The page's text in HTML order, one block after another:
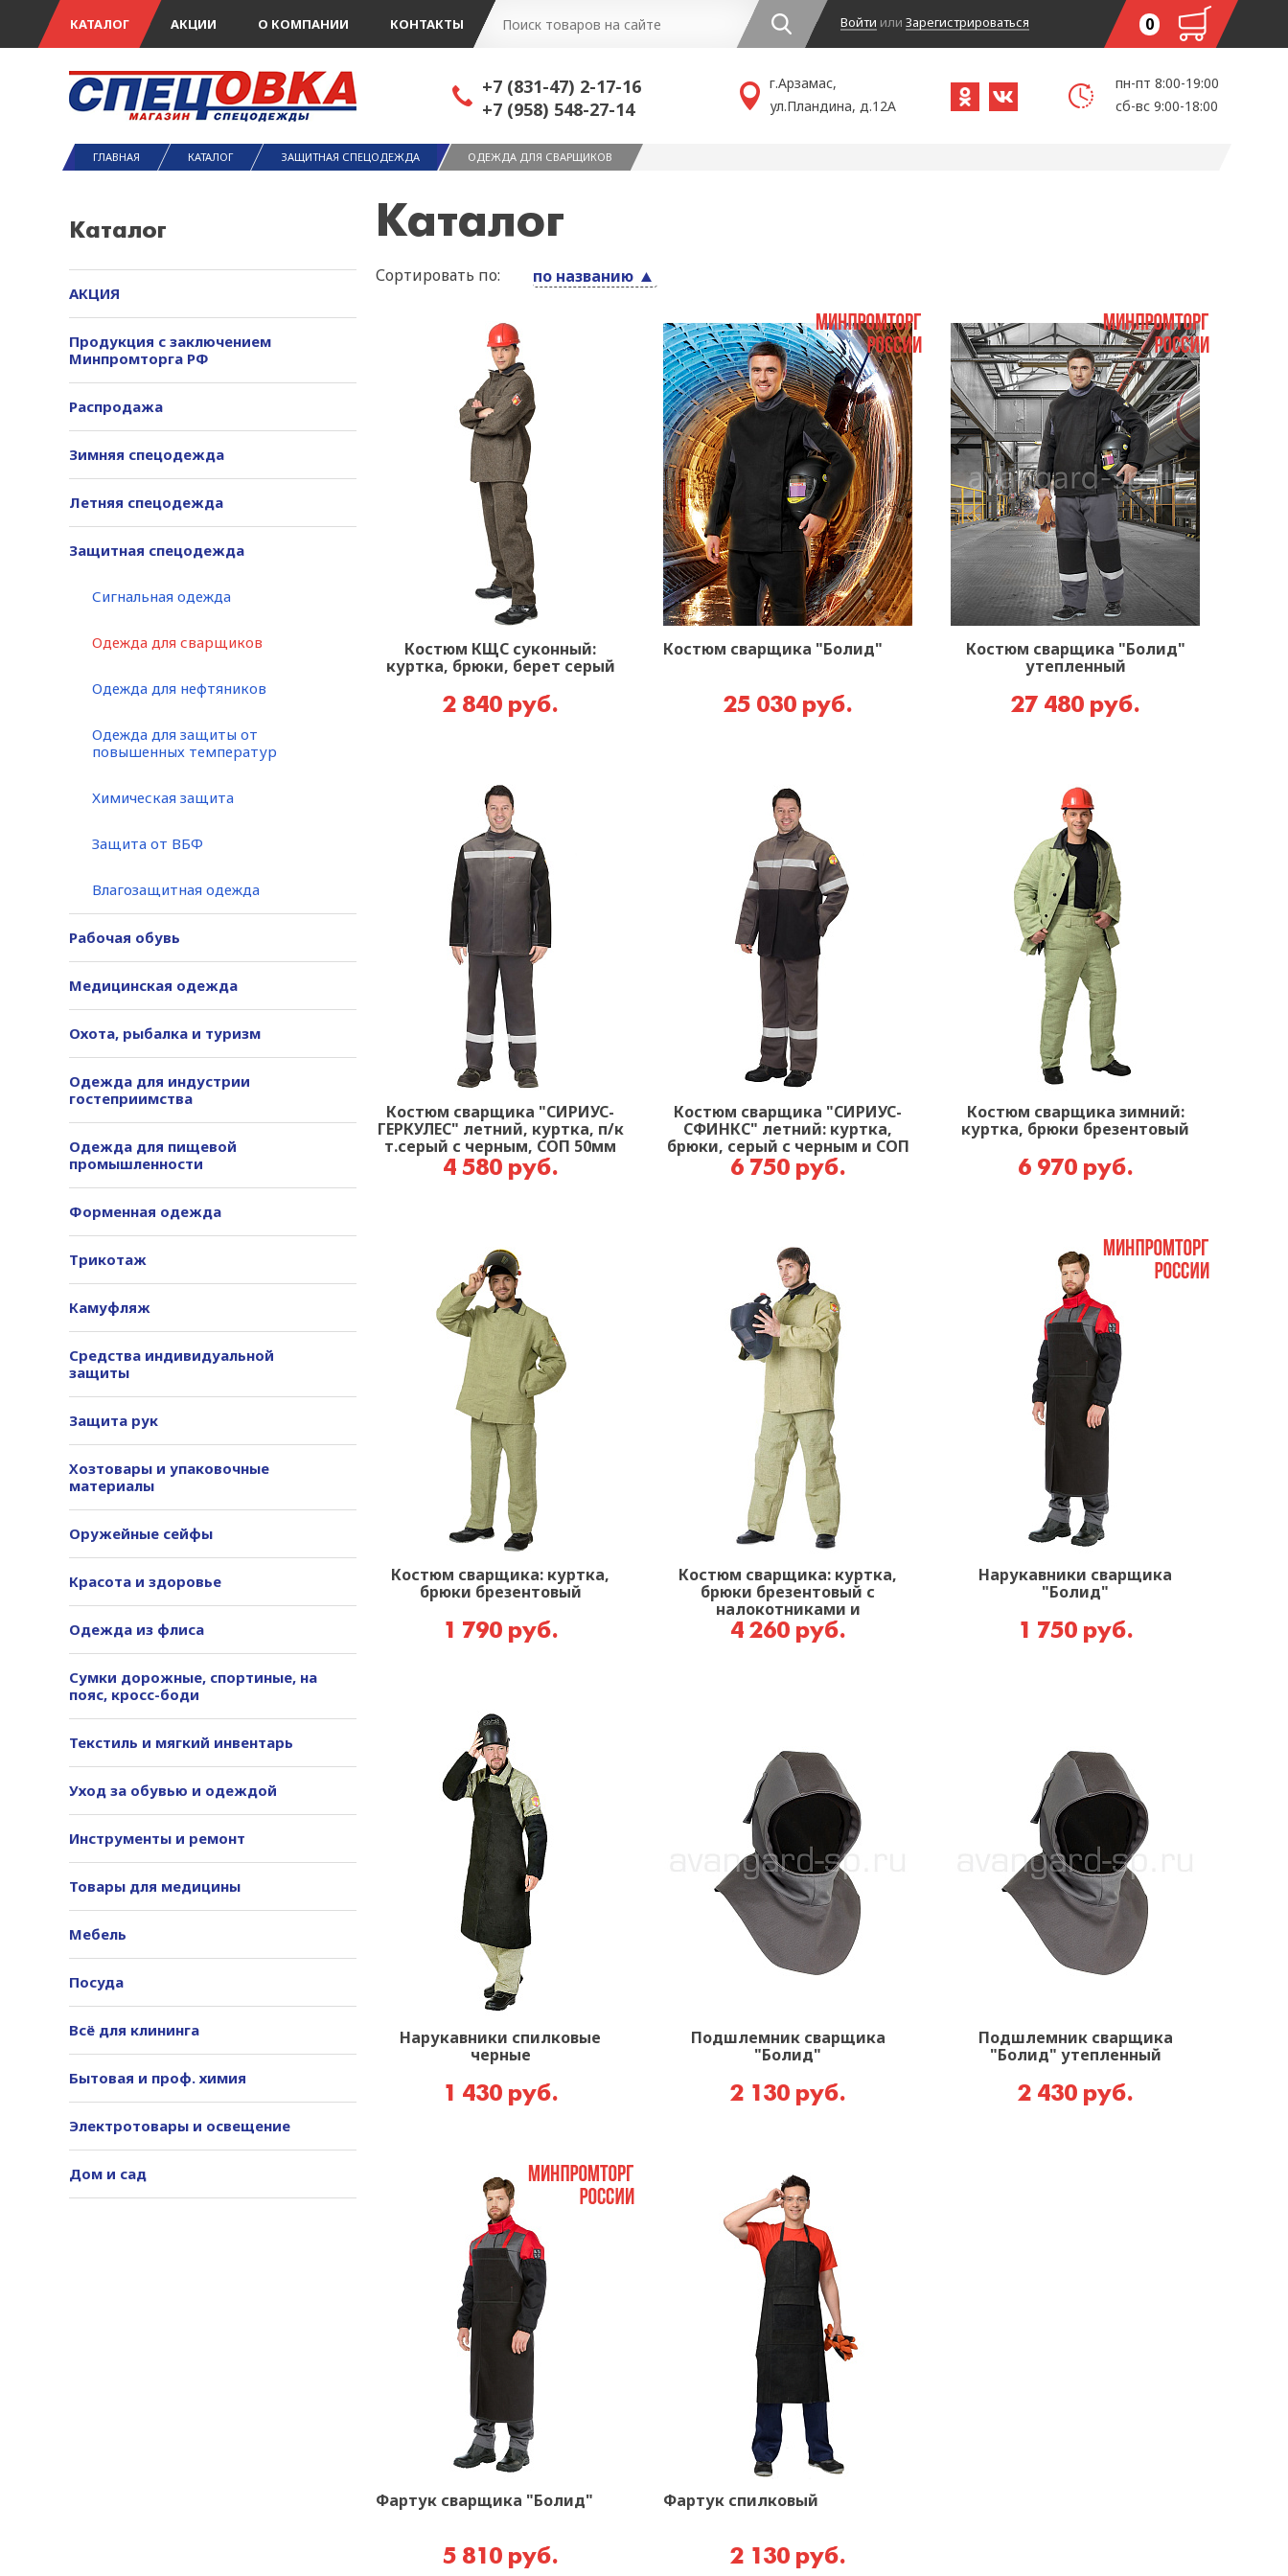
КАТАЛОГ АКЦИИ О КОМПАНИИ КОНТАКТЫ Войти или Зарегистрироваться 0
+7 (831-47) 2-17-16
+7 (958) 548-27-14
г.Арзамас,
ул.Пландина, д.12А
пн-пт 8:00-19:00
сб-вс 9:00-18:00
ГЛАВНАЯ КАТАЛОГ ЗАЩИТНАЯ СПЕЦОДЕЖДА ОДЕЖДА ДЛЯ СВАРЩИКОВ
Каталог
АКЦИЯ
Продукция с заключением
Минпромторга РФ
Распродажа
Зимняя спецодежда
Летняя спецодежда
Защитная спецодежда
Сигнальная одежда
Одежда для сварщиков
Одежда для нефтяников
Одежда для защиты от
повышенных температур
Химическая защита
Защита от ВБФ
Влагозащитная одежда
Рабочая обувь
Медицинская одежда
Охота, рыбалка и туризм
Одежда для индустрии
гостеприимства
Одежда для пищевой
промышленности
Форменная одежда
Трикотаж
Камуфляж
Средства индивидуальной
защиты
Защита рук
Хозтовары и упаковочные
материалы
Оружейные сейфы
Красота и здоровье
Одежда из флиса
Сумки дорожные, спортиные, на
пояс, кросс-боди
Текстиль и мягкий инвентарь
Уход за обувью и одеждой
Инструменты и ремонт
Товары для медицины
Мебель
Посуда
Всё для клининга
Бытовая и проф. химия
Электротовары и освещение
Дом и сад
Каталог
Сортировать по: по названию
Костюм КЩС суконный:
куртка, брюки, берет серый
2 840 руб.
Костюм сварщика "Болид"
25 030 руб.
Костюм сварщика "Болид"
утепленный
27 480 руб.
Костюм сварщика "СИРИУС-
ГЕРКУЛЕС" летний, куртка, п/к
т.серый с черным, СОП 50мм
4 580 руб.
Костюм сварщика "СИРИУС-
СФИНКС" летний: куртка,
брюки, серый с черным и СОП
50 мм
6 750 руб.
Костюм сварщика зимний:
куртка, брюки брезентовый
6 970 руб.
Костюм сварщика: куртка,
брюки брезентовый
1 790 руб.
Костюм сварщика: куртка,
брюки брезентовый с
налокотниками и
наколенниками
4 260 руб.
Нарукавники сварщика
"Болид"
1 750 руб.
Нарукавники спилковые
черные
1 430 руб.
Подшлемник сварщика
"Болид"
2 130 руб.
Подшлемник сварщика
"Болид" утепленный
2 430 руб.
Фартук сварщика "Болид"
5 810 руб.
Фартук спилковый
2 130 руб.